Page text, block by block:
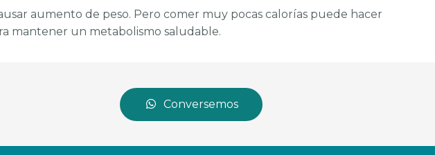
aumento de peso. Pero comer muy pocas calorías puede hacer
mantener un metabolismo saludable.
Conversemos